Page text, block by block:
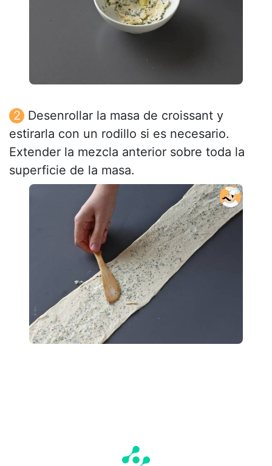
Desenrollar la masa de croissant y
estirarla con un rodillo si es necesario.
Extender la mezcla anterior sobre toda la
superficie de la masa.